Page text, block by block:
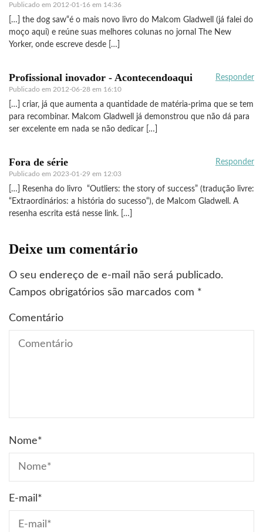
Publicado em 2012-01-16 em 14:36
[…] the dog saw“é o mais novo livro do Malcom Gladwell (já falei do
moço aqui) e reúne suas melhores colunas no jornal The New
Yorker, onde escreve desde […]
Profissional inovador - Acontecendoaqui
Publicado em 2012-06-28 em 16:10
Responder
[…] criar, já que aumenta a quantidade de matéria-prima que se tem
para recombinar. Malcom Gladwell já demonstrou que não dá para
ser excelente em nada se não dedicar […]
Fora de série
Publicado em 2023-01-29 em 12:03
Responder
[…] Resenha do livro “Outliers: the story of success” (tradução livre:
“Extraordinários: a história do sucesso“), de Malcom Gladwell. A
resenha escrita está nesse link. […]
Deixe um comentário
O seu endereço de e-mail não será publicado.
Campos obrigatórios são marcados com *
Comentário
Nome*
E-mail *